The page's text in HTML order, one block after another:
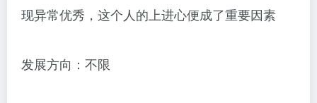
现异常优秀，这个人的上进心便成了重要因素
发展方向：不限